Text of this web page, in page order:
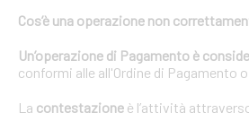
Cos’è una operazione non
Un’operazione di Pagamento è
conformi alle all'Ordine di
La contestazione è l’attività